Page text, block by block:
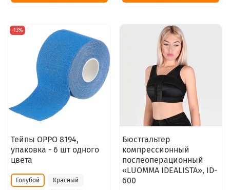
-13%
Тейпы ОРРО 8194,
упаковка - 6 шт одного
цвета
Голубой Красный
Бюстгальтер
компрессионный
послеоперационный
«LUOMMA IDEALISTA», ID-
600